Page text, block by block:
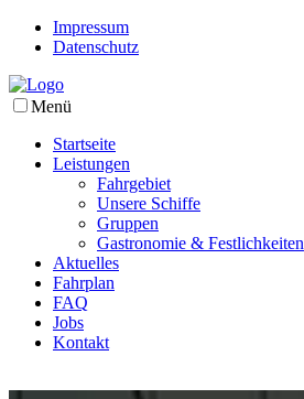
Impressum
Datenschutz
Menü
Startseite
Leistungen
Fahrgebiet
Unsere Schiffe
Gruppen
Gastronomie & Festlichkeiten
Aktuelles
Fahrplan
FAQ
Jobs
Kontakt